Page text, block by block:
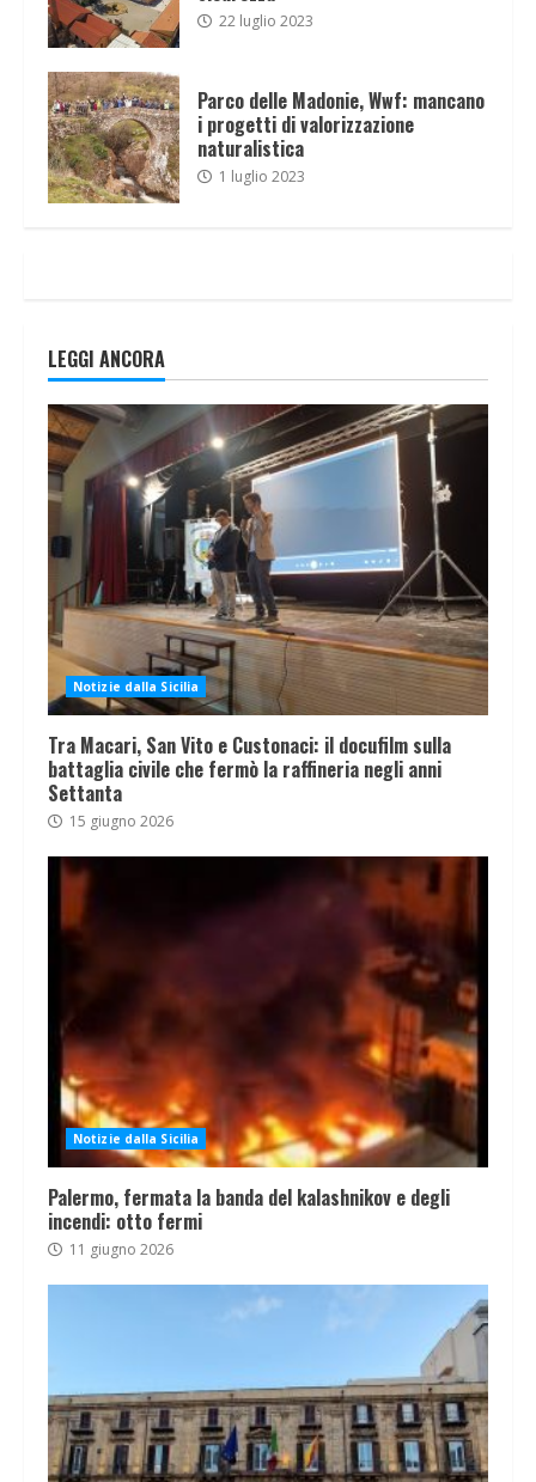
22 luglio 2023
Parco delle Madonie, Wwf: mancano
i progetti di valorizzazione
naturalistica
1 luglio 2023
LEGGI ANCORA
Notizie dalla Sicilia
Tra Macari, San Vito e Custonaci: il docufilm sulla
battaglia civile che fermò la raffineria negli anni
Settanta
15 giugno 2026
Notizie dalla Sicilia
Palermo, fermata la banda del kalashnikov e degli
incendi: otto fermi
11 giugno 2026